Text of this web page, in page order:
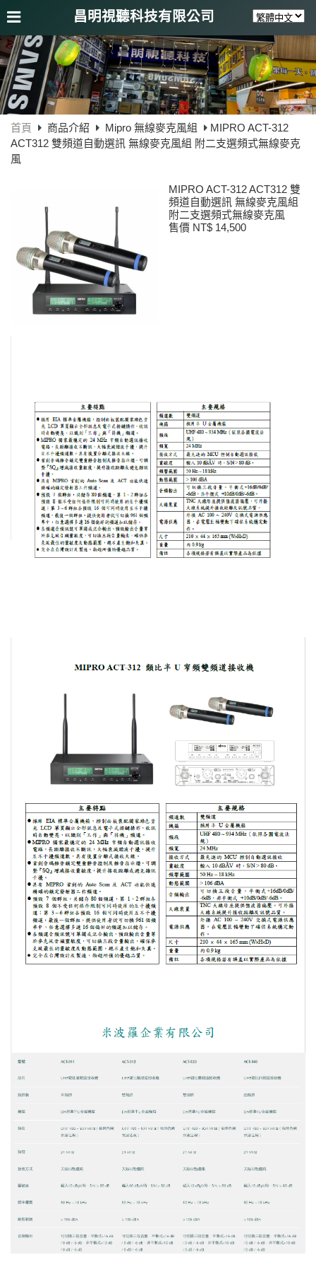
昌明視聽科技有限公司
首頁 商品介紹 Mipro 無線麥克風組
MIPRO ACT-312
ACT312 雙頻道自動選訊 無線麥克風組 附二支選頻式無線麥克
風
MIPRO ACT-312 ACT312 雙
頻道自動選訊 無線麥克風組
附二支選頻式無線麥克風
售價 NT$ 14,500